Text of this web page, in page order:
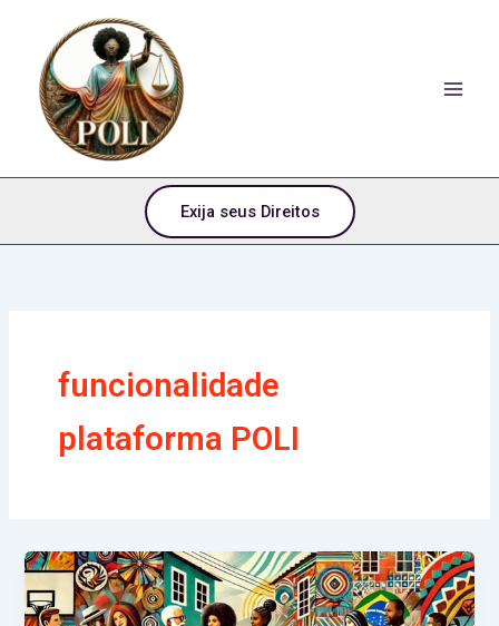
conteúdo
conteúdo
Exija seus Direitos
funcionalidade
plataforma POLI